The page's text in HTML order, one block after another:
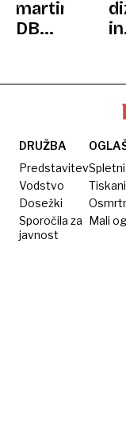
KULTURI,
6.
martin
DB5:
Bondov
in
ki
DRUŽBA
Predstavitev
Vodstvo
Dosežki
Sporočila za
javnost
Mali